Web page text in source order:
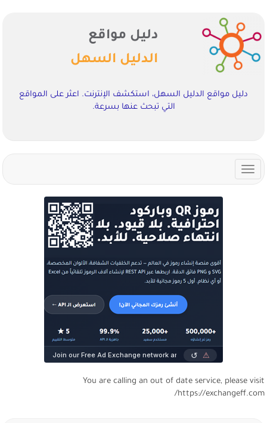
دليل مواقع
الدليل السهل
دليل مواقع الدليل السهل، استكشف الإنترنت. اعثر على المواقع
التي تبحث عنها بسرعة.
Toggle
navigation
You are calling an out of date service, please visit
https://exchangeff.com/